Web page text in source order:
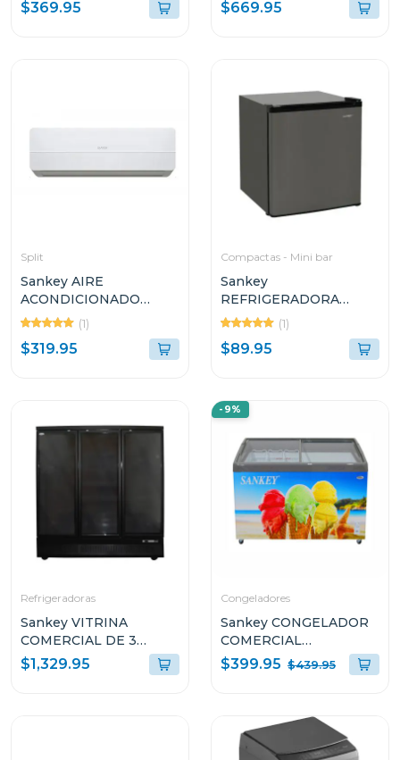
$369.95 $669.95
Split
Sankey AIRE
ACONDICIONADO
SPLIT DE 18000BTU
(1)
$319.95
Compactas - Mini bar
Sankey
REFRIGERADORA
COMPACTO DE 1
PUERTA 1.7P³ F280
(1)
$89.95
Refrigeradoras
Sankey VITRINA
COMERCIAL DE 3
PUERTAS 58.8P³
RFD60N91 COLOR
$1,329.95
-9%
Congeladores
Sankey CONGELADOR
COMERCIAL
HORIZONTAL DE 10.7P³
G1177
$399.95 $439.95